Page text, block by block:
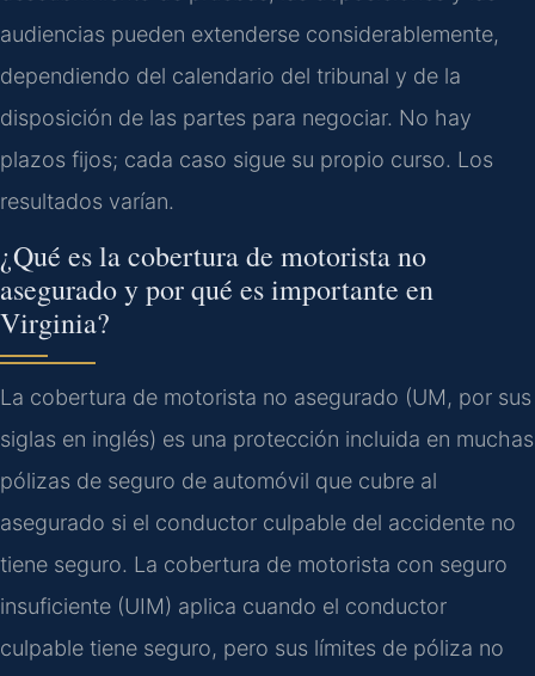
audiencias pueden extenderse considerablemente,
dependiendo del calendario del tribunal y de la
disposición de las partes para negociar. No hay
plazos fijos; cada caso sigue su propio curso. Los
resultados varían.
¿Qué es la cobertura de motorista no
asegurado y por qué es importante en
Virginia?
La cobertura de motorista no asegurado (UM, por sus
siglas en inglés) es una protección incluida en muchas
pólizas de seguro de automóvil que cubre al
asegurado si el conductor culpable del accidente no
tiene seguro. La cobertura de motorista con seguro
insuficiente (UIM) aplica cuando el conductor
culpable tiene seguro, pero sus límites de póliza no